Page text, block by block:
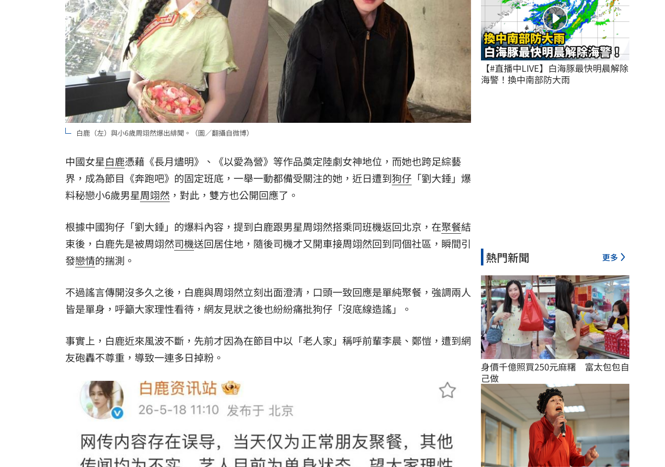
LIVE三立+24小時直播 15:27
三立iNEWS新聞台線上直播 18:00
商場戰國來臨 台中「頂奢大道」逐漸成形 12:00
台彩父親節推新刮刮樂千萬頭獎超「爸」氣 12:00
「拍片人的多重宇宙」職涯論壇9/12登場！ 10:30
8國球員齊聚高雄 Formosa 7s掀足球熱潮 10:00
白鹿（左）與小6歲周翊然爆出緋聞。（圖／翻攝自微博）
中國女星白鹿憑藉《長月燼明》、《以愛為營》等作品奠定陸劇女神地位，而她也跨足綜藝
界，成為節目《奔跑吧》的固定班底，一舉一動都備受關注的她，近日遭到狗仔 「劉大錘」爆
料秘戀小6歲男星周翊然 ，對此，雙方也公開回應了。
根據中國狗仔「劉大錘」的爆料內容，提到白鹿跟男星周翊然搭乘同班機返回北京，在聚餐結
束後，白鹿先是被周翊然司機送回居住地，隨後司機才又開車接周翊然回到同個社區，瞬間引
發戀情的揣測。
不過謠言傳開沒多久之後，白鹿與周翊然立刻出面澄清，口頭一致回應是單純聚餐，強調兩人
皆是單身，呼籲大家理性看待，網友見狀之後也紛紛痛批狗仔「沒底線造謠」。
事實上，白鹿近來風波不斷，先前才因為在節目中以「老人家」稱呼前輩李晨、鄭愷，遭到網
友砲轟不尊重，導致一連多日掉粉。
【#直播中LIVE】白海豚最快明晨解除
海警！換中南部防大雨
熱門新聞 更多
身價千億照買250元麻糬　富太包包自
己做